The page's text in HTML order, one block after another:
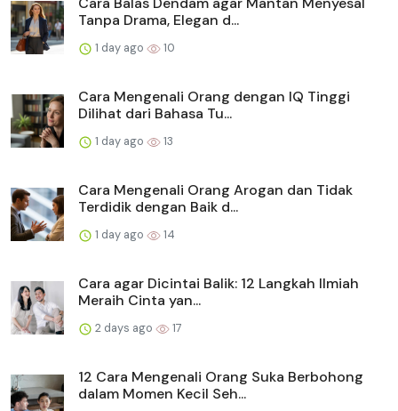
Tanpa Drama, Elegan d...
1 day ago 10
Cara Mengenali Orang dengan IQ Tinggi
Dilihat dari Bahasa Tu...
1 day ago 13
Cara Mengenali Orang Arogan dan Tidak
Terdidik dengan Baik d...
1 day ago 14
Cara agar Dicintai Balik: 12 Langkah Ilmiah
Meraih Cinta yan...
2 days ago 17
12 Cara Mengenali Orang Suka Berbohong
dalam Momen Kecil Seh...